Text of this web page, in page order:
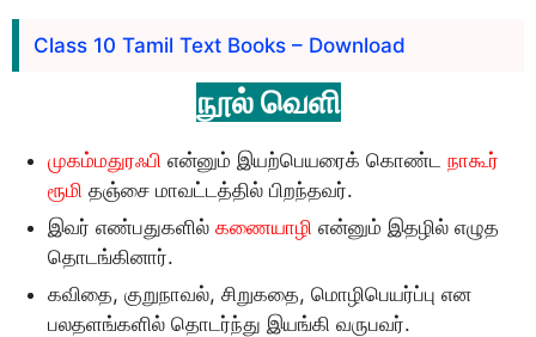
Class 10 Tamil Text Books – Download
நூல் வெளி
முகம்மதுரஃபி என்னும் இயற்பெயரைக் கொண்ட நாகூர்
ரூமி தஞ்சை மாவட்டத்தில் பிறந்தவர்.
இவர் எண்பதுகளில் கணையாழி என்னும் இதழில் எழுத
தொடங்கினார்.
கவிதை, குறுநாவல், சிறுகதை, மொழிபெயர்ப்பு என
பலதளங்களில் தொடர்ந்து இயங்கி வருபவர்.